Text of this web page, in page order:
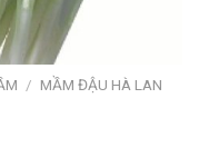
/ MẦM ĐẬU HÀ LAN